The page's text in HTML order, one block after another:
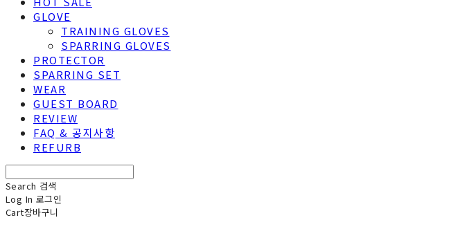
GLOVE
TRAINING GLOVES
SPARRING GLOVES
PROTECTOR
SPARRING SET
WEAR
GUEST BOARD
REVIEW
FAQ & 공지사항
REFURB
Search 검색
Log In 로그인
Cart장바구니